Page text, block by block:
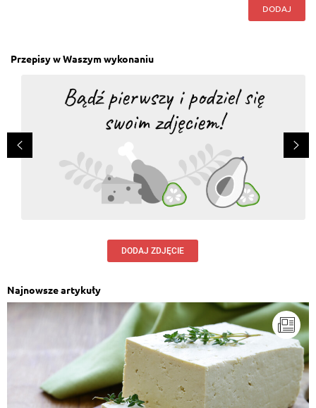
DODAJ
Przepisy w Waszym wykonaniu
DODAJ ZDJĘCIE
Najnowsze artykuły